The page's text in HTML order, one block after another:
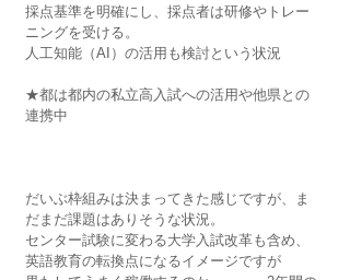
採点基準を明確にし、採点者は研修やトレー
ニングを受ける。
人工知能（AI）の活用も検討という状況
★都は都内の私立高入試への活用や他県との
連携中
だいぶ枠組みは決まってきた感じですが、ま
だまだ課題はありそうな状況。
センター試験に変わる大学入試改革も含め、
英語教育の転換点になるイメージですが